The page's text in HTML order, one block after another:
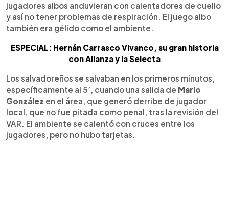
jugadores albos anduvieran con calentadores de cuello
y así no tener problemas de respiración. El juego albo
también era gélido como el ambiente.
ESPECIAL: Hernán Carrasco Vivanco, su gran historia
con Alianza y la Selecta
Los salvadoreños se salvaban en los primeros minutos,
específicamente al 5’, cuando una salida de Mario
González en el área, que generó derribe de jugador
local, que no fue pitada como penal, tras la revisión del
VAR. El ambiente se calentó con cruces entre los
jugadores, pero no hubo tarjetas.